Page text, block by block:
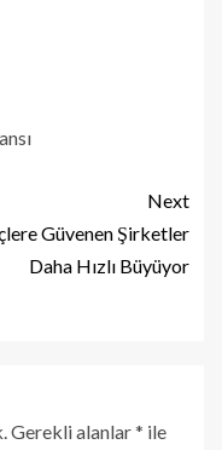
Next
Güvenen Şirketler
Daha Hızlı Büyüyor
Gerekli alanlar* ile